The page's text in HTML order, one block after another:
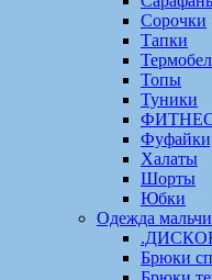
Сорочки
Тапки
Топы
Туники
Халаты
Шорты
Юбки
Одежда
Брюки